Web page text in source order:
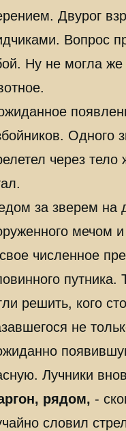
Двурог
Вопрос
Ну не могла же
Одного
через
за зверем на
мечом
численное
решить, кого
не
Лучники
рядом,-
словил